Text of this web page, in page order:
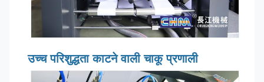
उच्च परिशुद्धता काटने वाली चाकू प्रणाली